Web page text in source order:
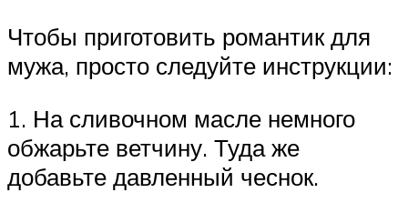
Чтобы приготовить романтик для
мужа, просто следуйте инструкции:
1. На сливочном масле немного
обжарьте ветчину. Туда же
добавьте давленный чеснок.